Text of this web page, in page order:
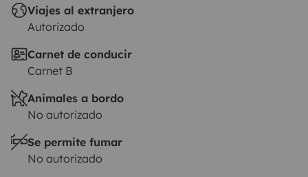
Viajes al extranjero
Autorizado
Carnet de conducir
Carnet B
Animales a bordo
No autorizado
Se permite fumar
No autorizado